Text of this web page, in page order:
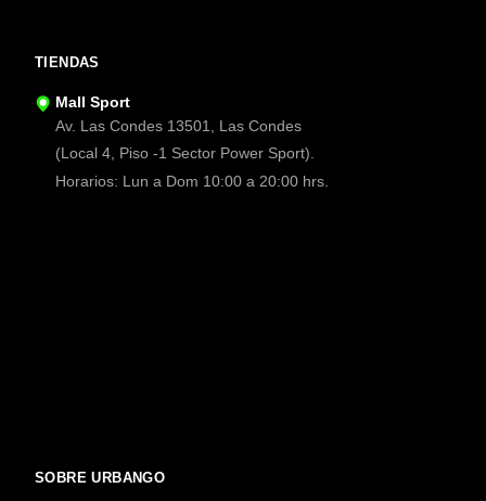
TIENDAS
Mall Sport
Av. Las Condes 13501, Las Condes
(Local 4, Piso -1 Sector Power Sport).
Horarios: Lun a Dom 10:00 a 20:00 hrs.
SOBRE URBANGO